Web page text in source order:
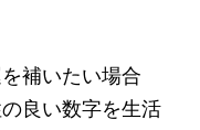
補いたい場合
良い数字を生活